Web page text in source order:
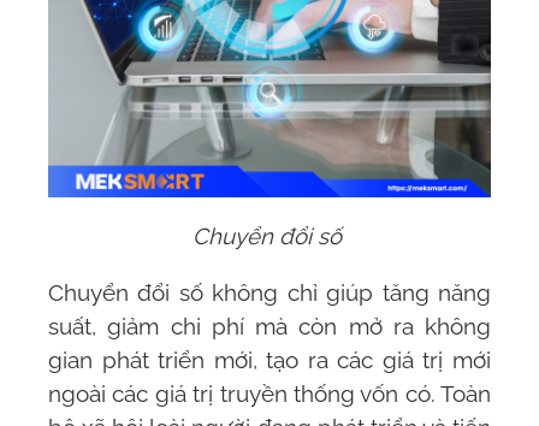
Chuyển đổi số
Chuyển đổi số không chỉ giúp tăng năng
suất, giảm chi phí mà còn mở ra không
gian phát triển mới, tạo ra các giá trị mới
ngoài các giá trị truyền thống vốn có. Toàn